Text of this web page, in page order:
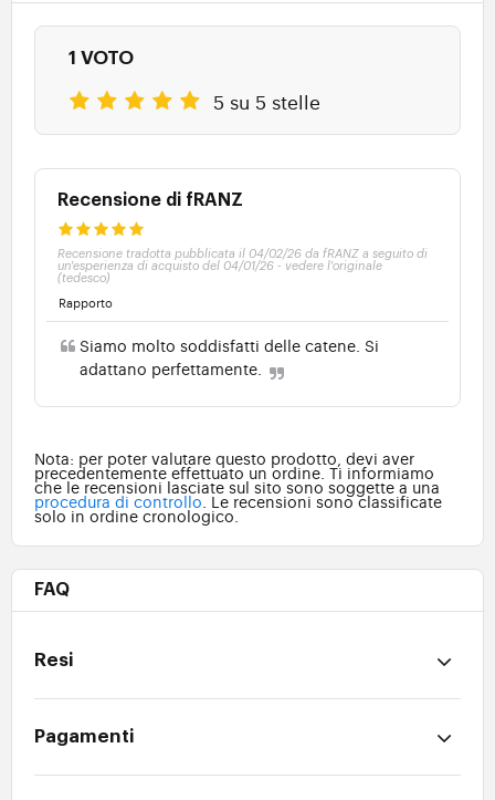
1 VOTO
5 su 5 stelle
Recensione di fRANZ
Recensione tradotta pubblicata il 04/02/26 da fRANZ a seguito di
un'esperienza di acquisto del 04/01/26 - vedere l'originale
(tedesco)
Rapporto
Siamo molto soddisfatti delle catene. Si
adattano perfettamente.
Nota: per poter valutare questo prodotto, devi aver
precedentemente effettuato un ordine. Ti informiamo
che le recensioni lasciate sul sito sono soggette a una
procedura di controllo . Le recensioni sono classificate
solo in ordine cronologico.
FAQ
Resi
Pagamenti